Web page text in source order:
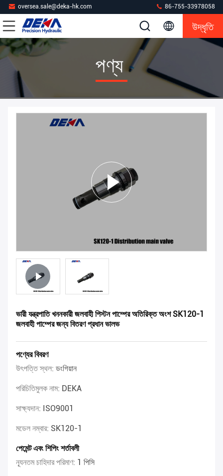
oversea.sale@deka-hk.com 86-755-33978058
উদ্ধৃতি
পণ্য
ভারী যন্ত্রপাতি খননকারী জলবাহী পিস্টন পাম্পের অতিরিক্ত অংশ SK120-1
জলবাহী পাম্পের জন্য বিতরণ প্রধান ভালভ
পণ্যের বিবরণ
উৎপত্তি স্থল: ডংগিয়ান
পরিচিতিমুলক নাম: DEKA
সাক্ষ্যদান: ISO9001
মডেল নম্বার: SK120-1
পেমেন্ট এবং শিপিং শর্তাবলী
ন্যূনতম চাহিদার পরিমাণ: 1 পিসি